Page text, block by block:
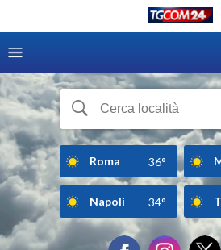
Roma 36°
Napoli 34°